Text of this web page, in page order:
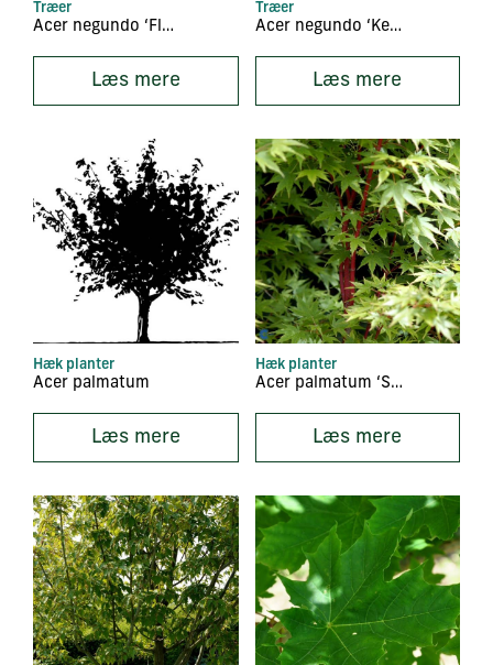
Træer
Acer negundo ‘Flamingo’
Læs mere
Træer
Acer negundo ‘Kelly’s Gold’
Læs mere
Hæk planter
Acer palmatum
Læs mere
Hæk planter
Acer palmatum ‘Sangokaku’
Læs mere